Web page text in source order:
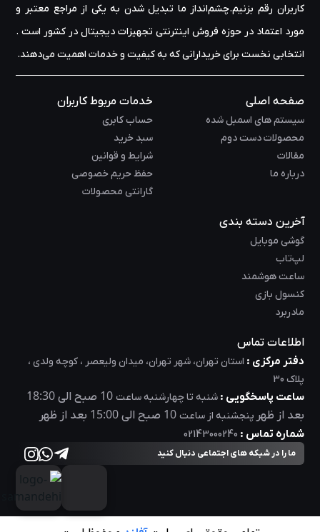
کاربران رقم بزنیم.چشم‌انداز ما تبدیل شدن به یکی از مراجع معتبر و
مورد اعتماد در حوزه‌ فروش اینترنتی تجهیزات دیجیتال در کشور است .
انتخابی نخست برای خریدارانی که به کیفیت و خدمات اهمیت می‌دهند.
صفحه اصلی
سیستم های اسمبل شده
محصولات دست دوم
مقالات
درباره ما
خدمات مربوط کاربران
حساب کابری
سبد خرید
شرایط و قوانین
حفظ حریم خصوصی
گارانتی محصولات
آخرین دسته بندی
گوشی موبایل
لپ‌تاب
ساعت هوشمند
کنسول بازی
مادربرد
اطلاعات تماس
دفتر مرکزی : استان تهران، شهر تهران، میدان ولیعصر ، کوچه ولدی ،
پلاک 30
ساعت پاسخگویی : شنبه تا چهارشنبه ساعت 10 صبح الی18:30
بعد از ظهر پنجشنبه از ساعت 10 صبح الی15:00 بعد از ظهر
شماره تماس : 02143000240
ما را در شبکه های اجتماعی دنبال کنید